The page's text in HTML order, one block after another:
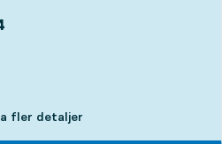
fler detaljer